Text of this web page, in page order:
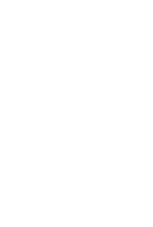
江
江苏省